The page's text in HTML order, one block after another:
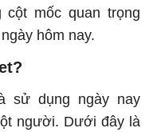
cột mốc quan trọng
hôm nay.
sử dụng ngày nay
người. Dưới đây là